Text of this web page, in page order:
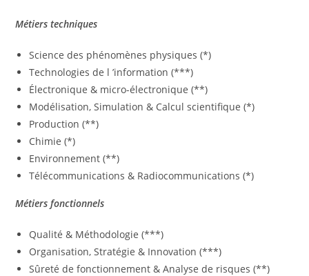
Métiers techniques
Science des phénomènes physiques (*)
Technologies de l ’information (***)
Électronique & micro-électronique (**)
Modélisation, Simulation & Calcul scientifique (*)
Production (**)
Chimie (*)
Environnement (**)
Télécommunications & Radiocommunications (*)
Métiers fonctionnels
Qualité & Méthodologie (***)
Organisation, Stratégie & Innovation (***)
Sûreté de fonctionnement & Analyse de risques (**)